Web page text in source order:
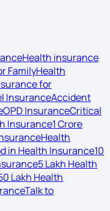
Health insurance
FamilyHealth
for
InsuranceAccident
OPD InsuranceCritical
Insurance1 Crore
Health
in Health Insurance10
5 Lakh Health
Lakh Health
Talk to